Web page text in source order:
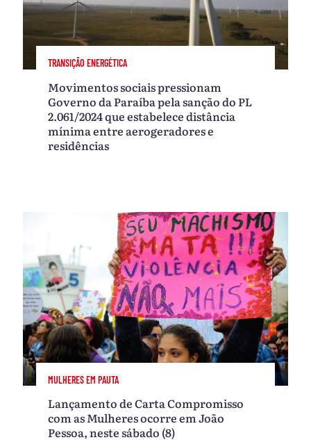
TRANSIÇÃO ENERGÉTICA
Movimentos sociais pressionam
Governo da Paraíba pela sanção do PL
2.061/2024 que estabelece distância
mínima entre aerogeradores e
residências
MULHERES EM PAUTA
Lançamento de Carta Compromisso
com as Mulheres ocorre em João
Pessoa, neste sábado (8)